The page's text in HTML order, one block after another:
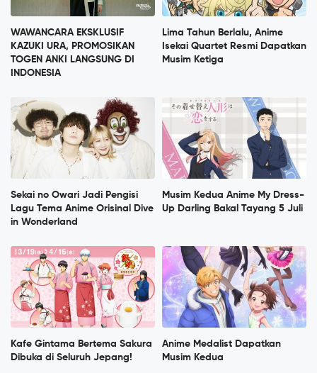
WAWANCARA EKSKLUSIF
KAZUKI URA, PROMOSIKAN
TOGEN ANKI LANGSUNG DI
INDONESIA
Lima Tahun Berlalu, Anime
Isekai Quartet Resmi Dapatkan
Musim Ketiga
Sekai no Owari Jadi Pengisi
Lagu Tema Anime Orisinal Dive
in Wonderland
Musim Kedua Anime My Dress-
Up Darling Bakal Tayang 5 Juli
Kafe Gintama Bertema Sakura
Dibuka di Seluruh Jepang!
Anime Medalist Dapatkan
Musim Kedua